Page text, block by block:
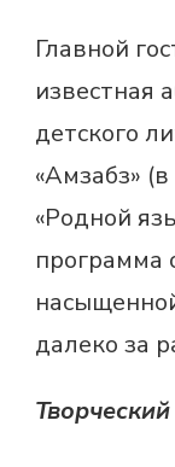
Главной
известная
детского
«Амзабз»
«Родной
программа
далеко за